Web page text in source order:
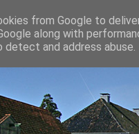
from Google to
along with
and address abuse.